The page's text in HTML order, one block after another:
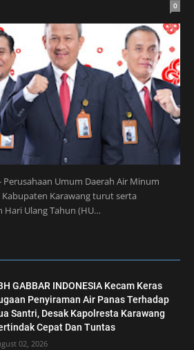
0
Perusahaan Umum Daerah Air Minum
Karawang turut serta
Ulang Tahun (HU…
GABBAR INDONESIA Kecam Keras
Penyiraman Air Panas Terhadap
Santri, Desak Kapolresta Karawang
Cepat Dan Tuntas
02, 2026